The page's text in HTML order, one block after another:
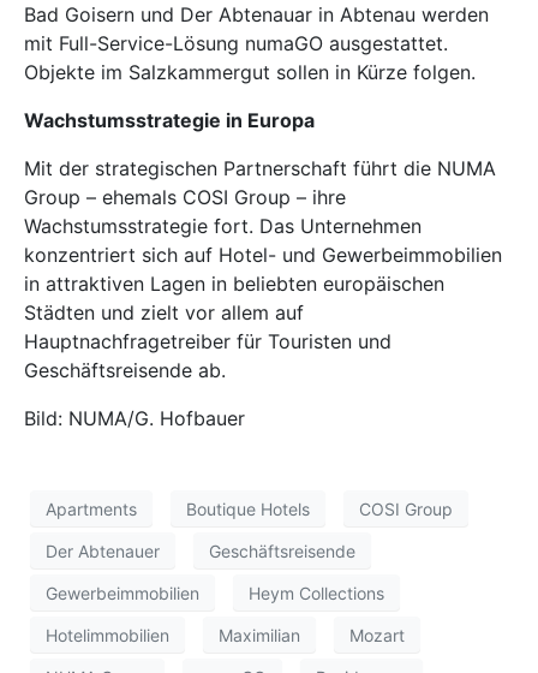
Bad Goisern und Der Abtenauar in Abtenau werden
mit Full-Service-Lösung numaGO ausgestattet.
Objekte im Salzkammergut sollen in Kürze folgen.
Wachstumsstrategie in Europa
Mit der strategischen Partnerschaft führt die NUMA
Group – ehemals COSI Group – ihre
Wachstumsstrategie fort. Das Unternehmen
konzentriert sich auf Hotel- und Gewerbeimmobilien
in attraktiven Lagen in beliebten europäischen
Städten und zielt vor allem auf
Hauptnachfragetreiber für Touristen und
Geschäftsreisende ab.
Bild: NUMA/G. Hofbauer
Apartments Boutique Hotels COSI Group
Der Abtenauer Geschäftsreisende
Gewerbeimmobilien Heym Collections
Hotelimmobilien Maximilian Mozart